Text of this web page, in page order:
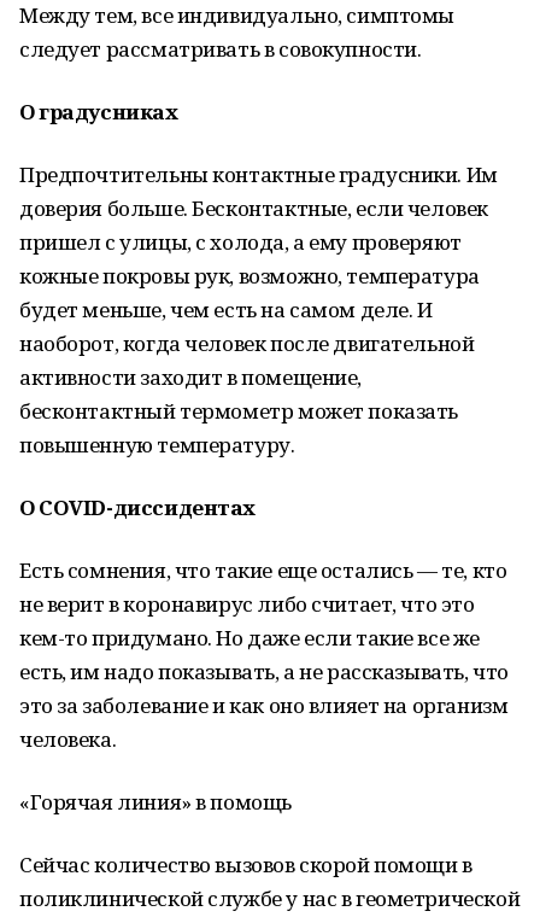
Между тем, все индивидуально, симптомы
следует рассматривать в совокупности.
О градусниках
Предпочтительны контактные градусники. Им
доверия больше. Бесконтактные, если человек
пришел с улицы, с холода, а ему проверяют
кожные покровы рук, возможно, температура
будет меньше, чем есть на самом деле. И
наоборот, когда человек после двигательной
активности заходит в помещение,
бесконтактный термометр может показать
повышенную температуру.
О COVID-диссидентах
Есть сомнения, что такие еще остались — те, кто
не верит в коронавирус либо считает, что это
кем-то придумано. Но даже если такие все же
есть, им надо показывать, а не рассказывать, что
это за заболевание и как оно влияет на организм
человека.
«Горячая линия» в помощь
Сейчас количество вызовов скорой помощи в
поликлинической службе у нас в геометрической